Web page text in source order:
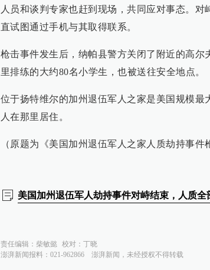
人员和谈判专家也赶到现场，共同应对事态。
直试图通过手机与其取得联系。
枪击事件发生后，纳帕县警方关闭了附近的高尔
里排练的大约80名小学生，也被送往安全地点。
位于扬特维尔的加州退伍军人之家是美国规模最
人在那里居住。
（原题为《美国加州退伍军人之家人质劫持事件
美国加州退伍军人劫持事件对峙结束，人质全
责任编辑： 柴敏懿 校对： 丁晓
澎湃新闻报料：021-962866
澎湃新闻，未经授权不得转载